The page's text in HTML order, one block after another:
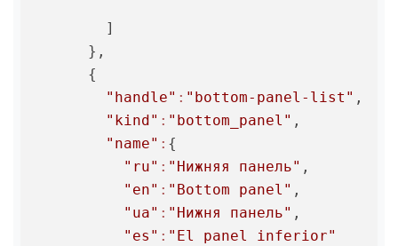
        ]
      },
      {
"handle" : "bottom-panel-list" ,
"kind" : "bottom_panel" ,
"name" : {
"ru" : "Нижняя панель" ,
"en" : "Bottom panel" ,
"ua" : "Нижня панель" ,
"es" : "El panel inferior"